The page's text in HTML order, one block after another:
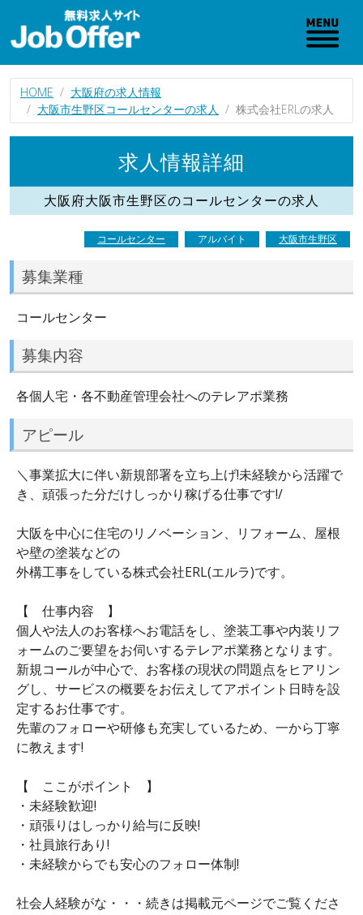
HOME
大阪府の求人情報
大阪市生野区コールセンターの求人
株式会社ERLの求人
求人情報詳細
大阪府大阪市生野区のコールセンターの求人
コールセンター アルバイト 大阪市生野区
募集業種
コールセンター
募集内容
各個人宅・各不動産管理会社へのテレアポ業務
アピール
＼事業拡大に伴い新規部署を立ち上げ!未経験から活躍で
き、頑張った分だけしっかり稼げる仕事です!/
大阪を中心に住宅のリノベーション、リフォーム、屋根
や壁の塗装などの
外構工事をしている株式会社ERL(エルラ)です。
【 仕事内容 】
個人や法人のお客様へお電話をし、塗装工事や内装リフ
ォームのご要望をお伺いするテレアポ業務となります。
新規コールが中心で、お客様の現状の問題点をヒアリン
グし、サービスの概要をお伝えしてアポイント日時を設
定するお仕事です。
先輩のフォローや研修も充実しているため、一から丁寧
に教えます!
【 ここがポイント 】
・未経験歓迎!
・頑張りはしっかり給与に反映!
・社員旅行あり!
・未経験からでも安心のフォロー体制!
社会人経験がな・・・続きは掲載元ページでご覧くださ